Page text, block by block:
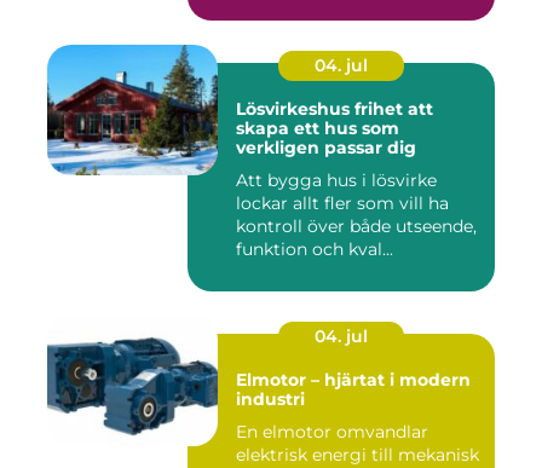
04. jul
Lösvirkeshus frihet att
skapa ett hus som
verkligen passar dig
Att bygga hus i lösvirke
lockar allt fler som vill ha
kontroll över både utseende,
funktion och kval...
04. jul
Elmotor – hjärtat i modern
industri
En elmotor omvandlar
elektrisk energi till mekanisk